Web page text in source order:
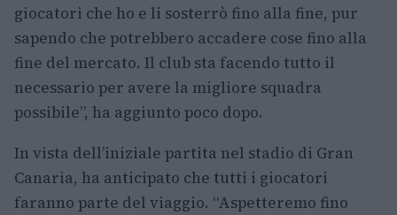
giocatori che ho e li sosterrò fino alla fine, pur
sapendo che potrebbero accadere cose fino alla
fine del mercato. Il club sta facendo tutto il
necessario per avere la migliore squadra
possibile”, ha aggiunto poco dopo.
In vista dell’iniziale partita nel stadio di Gran
Canaria, ha anticipato che tutti i giocatori
faranno parte del viaggio. “Aspetteremo fino